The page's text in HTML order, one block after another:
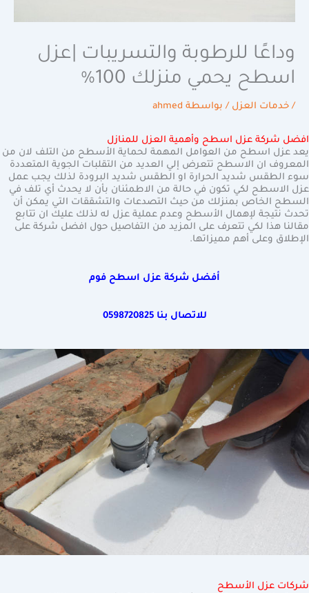
وداعًا للرطوبة والتسريبات |عزل
اسطح يحمي منزلك 100%
/ خدمات العزل / بواسطة ahmed
افضل شركة عزل اسطح وأهمية العزل للمنازل
يعد عزل اسطح من العوامل المهمة لحماية الأسطح من التلف لان من
المعروف ان الاسطح تتعرض إلي العديد من التقلبات الجوية المتعددة
سوء الطقس شديد الحرارة او الطقس شديد البرودة لذلك يجب عمل
عزل الاسطح لكي تكون في حالة من الاطمئنان بأن لا يحدث أي تلف في
السطح الخاص بمنزلك من حيث التصدعات والتشققات التي يمكن أن
تحدث نتيجة لإهمال الأسطح وعدم عملية عزل له لذلك عليك ان تتابع
مقالنا هذا لكي تتعرف على المزيد من التفاصيل حول افضل شركة على
الإطلاق وعلى أهم مميزاتها.
أفضل شركة عزل اسطح فوم
للاتصال بنا0598720825
شركات عزل الأسطح